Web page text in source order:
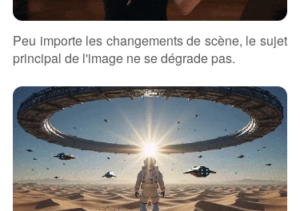
Peu importe les changements de scène, le sujet
principal de l'image ne se dégrade pas.